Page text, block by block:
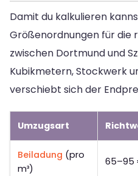
Damit du kalkulieren
Größenordnungen für die
zwischen Dortmund und
Kubikmetern, Stockwerk
verschiebt sich der
Umzugsart
Beiladung (pro
m³)
65–95